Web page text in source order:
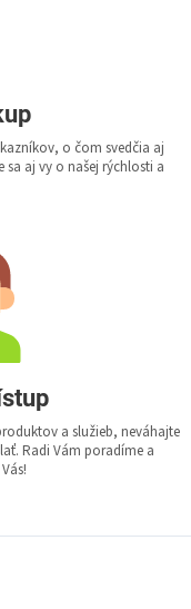
o čom svedčia aj
aj vy o našej rýchlosti a
a služieb, neváhajte
Radi Vám poradíme a